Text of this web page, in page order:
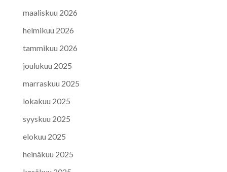
maaliskuu 2026
helmikuu 2026
tammikuu 2026
joulukuu 2025
marraskuu 2025
lokakuu 2025
syyskuu 2025
elokuu 2025
heinäkuu 2025